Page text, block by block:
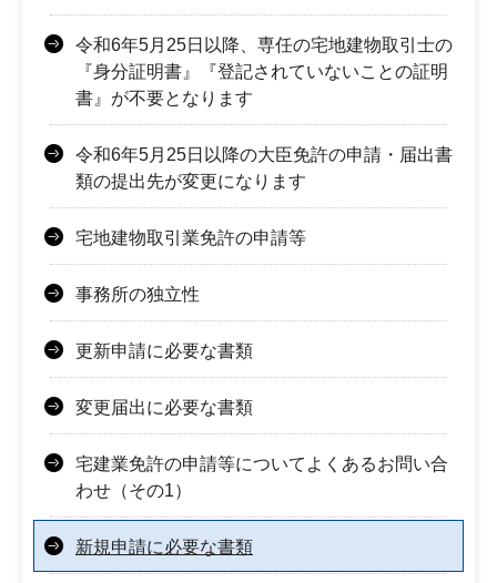
令和6年5月25日以降、専任の宅地建物取引士の
『身分証明書』『登記されていないことの証明
書』が不要となります
令和6年5月25日以降の大臣免許の申請・届出書
類の提出先が変更になります
宅地建物取引業免許の申請等
事務所の独立性
更新申請に必要な書類
変更届出に必要な書類
宅建業免許の申請等についてよくあるお問い合
わせ（その1）
新規申請に必要な書類